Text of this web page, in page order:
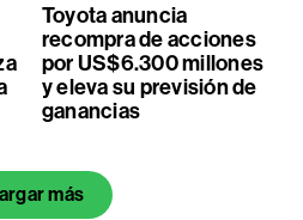
Toyota anuncia
recompra de acciones
por US$6.300 millones
y eleva su previsión de
ganancias
más